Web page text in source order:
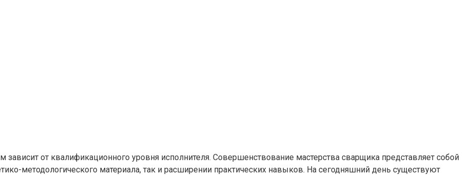
от квалификационного уровня исполнителя. Совершенствование мастерства сварщика представляет собой
методологического материала, так и расширении практических навыков. На сегодняшний день существуют